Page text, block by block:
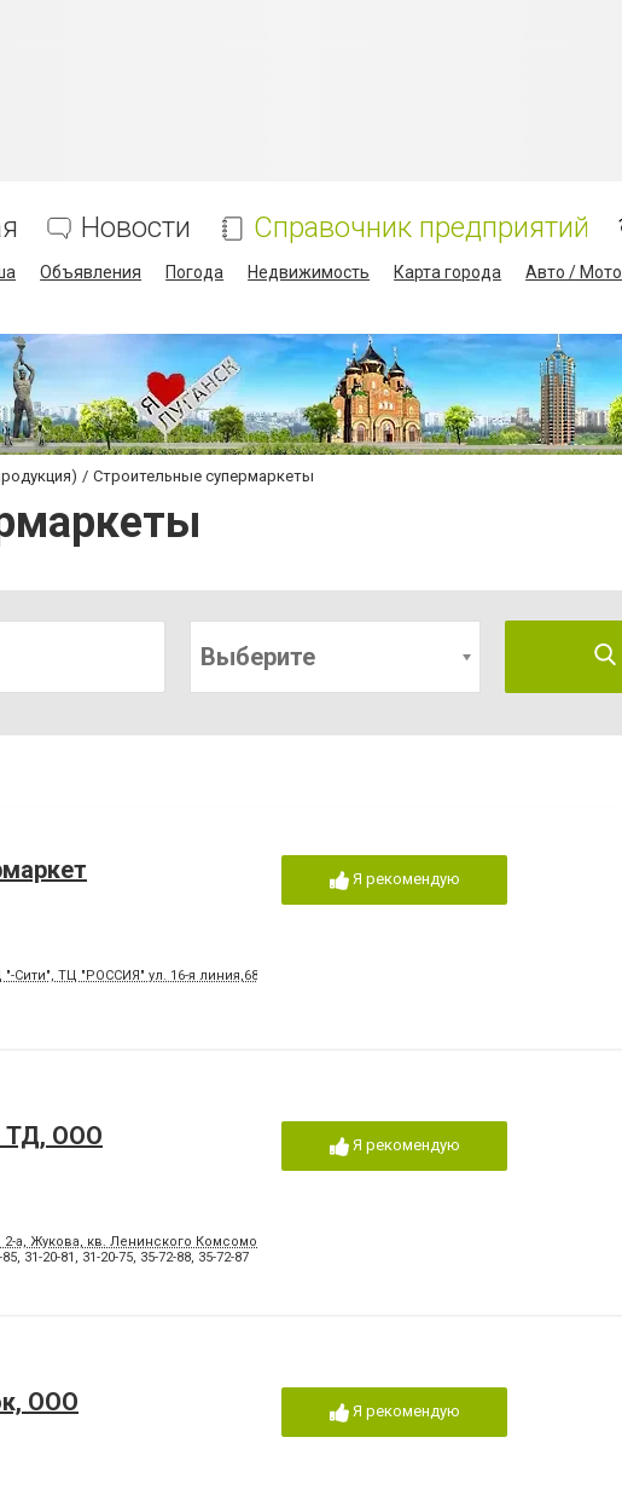
Новости Справочник предприятий
Объявления Погода Недвижимость Карта города Авто / Мото
Строительные супермаркеты
Выберите
"-Сити", ТЦ "РОССИЯ" ул. 16-я линия,68
Я рекомендую
ТД, ООО
2-а, Жукова, кв. Ленинского Комсомола, 7г, 2а
85, 31-20-81 , 31-20-75, 35-72-88, 35-72-87
Я рекомендую
ООО Я рекомендую